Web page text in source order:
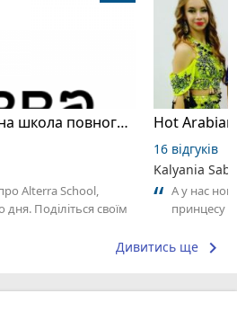
Alterra School, приватна школа повного дня
Alterra School,
Поділіться своїм
16 відгуків
Kalyania
А у нас
принцесу
Дивитись ще keyboard_arrow_right